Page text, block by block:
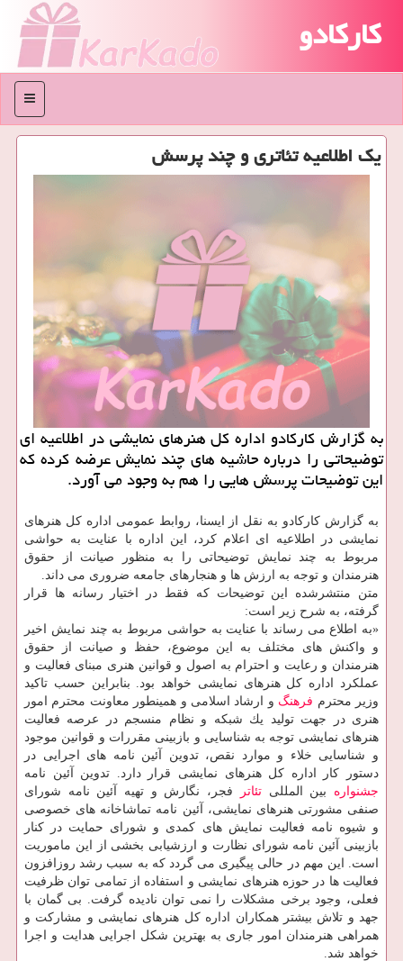
کارکادو
منو
یك اطلاعیه تئاتری و چند پرسش
به گزارش كاركادو اداره كل هنرهای نمایشی در اطلاعیه ای
توضیحاتی را درباره حاشیه های چند نمایش عرضه كرده كه
این توضیحات پرسش هایی را هم به وجود می آورد.
به گزارش كاركادو به نقل از ایسنا، روابط عمومی اداره كل هنرهای
نمایشی در اطلاعیه ای اعلام كرد، این اداره با عنایت به حواشی
مربوط به چند نمایش توضیحاتی را به منظور صیانت از حقوق
هنرمندان و توجه به ارزش ها و هنجارهای جامعه ضروری می داند.
متن منتشرشده این توضیحات كه فقط در اختیار رسانه ها قرار
گرفته، به شرح زیر است:
«به اطلاع می رساند با عنایت به حواشی مربوط به چند نمایش اخیر
و واكنش های مختلف به این موضوع، حفظ و صیانت از حقوق
هنرمندان و رعایت و احترام به اصول و قوانین هنری مبنای فعالیت و
عملكرد اداره كل هنرهای نمایشی خواهد بود. بنابراین حسب تاكید
وزیر محترم فرهنگ و ارشاد اسلامی و همینطور معاونت محترم امور
هنری در جهت تولید یك شبكه و نظام منسجم در عرصه فعالیت
هنرهای نمایشی توجه به شناسایی و بازبینی مقررات و قوانین موجود
و شناسایی خلاء و موارد نقص، تدوین آئین نامه های اجرایی در
دستور كار اداره كل هنرهای نمایشی قرار دارد. تدوین آئین نامه
جشنواره بین المللیتئاتر
فجر، نگارش و تهیه آئین نامه شورای
صنفی مشورتی هنرهای نمایشی، آئین نامه تماشاخانه های خصوصی
و شیوه نامه فعالیت نمایش های كمدی و شورای حمایت در كنار
بازبینی آئین نامه شورای نظارت و ارزشیابی بخشی از این ماموریت
است. این مهم در حالی پیگیری می گردد كه به سبب رشد روزافزون
فعالیت ها در حوزه هنرهای نمایشی و استفاده از تمامی توان ظرفیت
فعلی، وجود برخی مشكلات را نمی توان نادیده گرفت. بی گمان با
جهد و تلاش بیشتر همكاران اداره كل هنرهای نمایشی و مشاركت و
همراهی هنرمندان امور جاری به بهترین شكل اجرایی هدایت و اجرا
خواهد شد.